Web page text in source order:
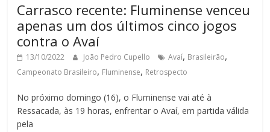
Carrasco recente: Fluminense venceu
apenas um dos últimos cinco jogos
contra o Avaí
13/10/2022 João Pedro Cupello Avaí, Brasileirão,
Campeonato Brasileiro, Fluminense, Retrospecto
No próximo domingo (16), o Fluminense vai até à
Ressacada, às 19 horas, enfrentar o Avaí, em partida válida
pela